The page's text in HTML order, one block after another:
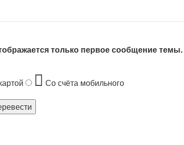
только первое сообщение темы.
Со счёта мобильного